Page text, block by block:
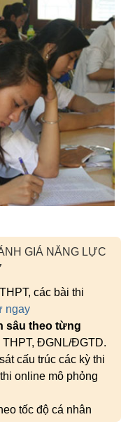
GIÁ NĂNG LỰC
các bài thi
ngay
sâu theo từng
THPT, ĐGNL/ĐGTD.
cấu trúc các kỳ thi
online mô phỏng
tốc độ cá nhân